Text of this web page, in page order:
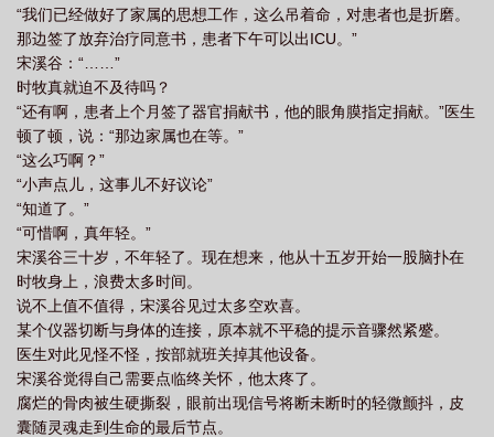
“我们已经做好了家属的思想工作，这么吊着命，对患者也是折磨。
那边签了放弃治疗同意书，患者下午可以出ICU。”
宋溪谷：“……”
时牧真就迫不及待吗？
“还有啊，患者上个月签了器官捐献书，他的眼角膜指定捐献。”医生
顿了顿，说：“那边家属也在等。”
“这么巧啊？”
“小声点儿，这事儿不好议论”
“知道了。”
“可惜啊，真年轻。”
宋溪谷三十岁，不年轻了。现在想来，他从十五岁开始一股脑扑在
时牧身上，浪费太多时间。
说不上值不值得，宋溪谷见过太多空欢喜。
某个仪器切断与身体的连接，原本就不平稳的提示音骤然紧蹙。
医生对此见怪不怪，按部就班关掉其他设备。
宋溪谷觉得自己需要点临终关怀，他太疼了。
腐烂的骨肉被生硬撕裂，眼前出现信号将断未断时的轻微颤抖，皮
囊随灵魂走到生命的最后节点。